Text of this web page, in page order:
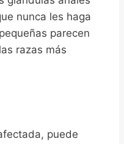
nunca les haga
parecen
razas más
puede